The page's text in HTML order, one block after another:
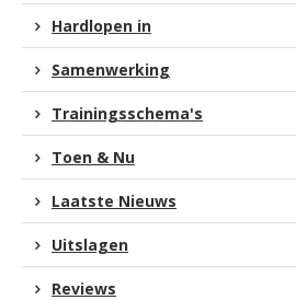
Hardlopen in
Samenwerking
Trainingsschema's
Toen & Nu
Laatste Nieuws
Uitslagen
Reviews